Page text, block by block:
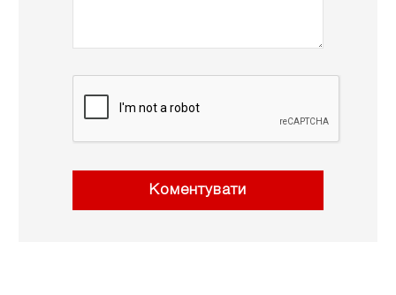
Коментувати